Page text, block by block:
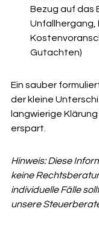
Bezug auf das
Unfallhergang,
Gutachten)
Ein sauber
der kleine
langwierige
erspart.
Hinweis: Diese
keine
individuelle Fälle
unsere